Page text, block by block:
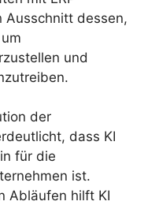
Ausschnitt dessen,
und
der
dass KI
für die
ist.
Abläufen hilft KI